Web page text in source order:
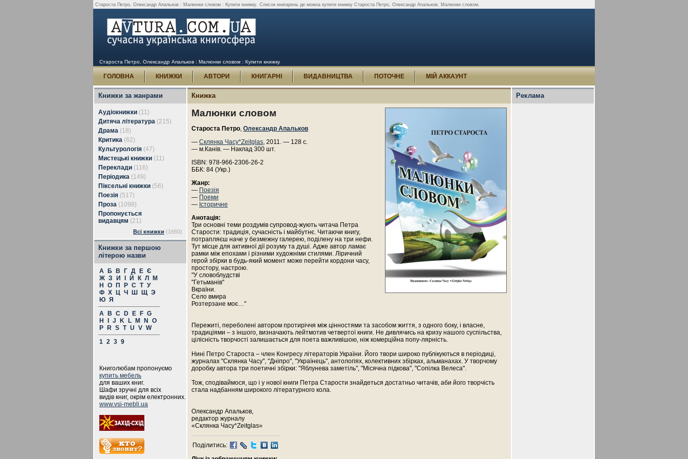
Староста Петро, Олександр Апальков : Малюнки словом : Купити книжку. Список книгарень де можна купити книжку Староста Петро, Олександр Апальков. Малюнки словом.
Староста Петро, Олександр Апальков : Малюнки словом : Купити книжку
ГОЛОВНА КНИЖКИ АВТОРИ КНИГАРНІ ВИДАВНИЦТВА ПОТОЧНЕ МІЙ АККАУНТ
Книжки за жанрами
Аудіокнижки (11)
Дитяча література (215)
Драма (18)
Критика (62)
Культурологія (47)
Мистецькі книжки (11)
Переклади (116)
Періодика (149)
Піксельні книжки (56)
Поезія (517)
Проза (1098)
Пропонується
видавцям (21)
Всі книжки (1660)
Книжки за першою
літерою назви
А Б В Г Д Е Є
Ж З И Й К Л
М
Н
О П Р С Т У
Ф Х Ц Ч Ш Щ Э
Ю Я
A
B C D E F G
H
J K L M N
O
P
R S T U V W
1 2 3 9
Книголюбам пропонуємо
купить мебель
для ваших книг.
Шафи зручні для всіх
видів книг, окрім електронних.
www.vsi-mebli.ua
Книжка
Малюнки словом
Староста Петро, Олександр Апальков
— Склянка Часу*Zeitglas, 2011. — 128 с.
— м.Канів. — Наклад 300 шт.
ISBN: 978-966-2306-26-2
ББК: 84 (Укр.)
Жанр:
— Поезія
— Поеми
— Історичне
Анотація:
Три основні теми роздумів супровод-жують читача Петра
Старости: традиція, сучасність і майбутнє. Читаючи книгу,
потрапляєш наче у безмежну галерею, поділену на три нефи.
Тут місце для активної дії розуму та душі. Адже автор ламає
рамки між епохами і різними художніми стилями. Ліричний
герой збірки в будь-який момент може перейти кордони часу,
простору, настрою.
"У словоблудстві
"Гетьманів"
Вкраїни.
Село вмира
Розтерзане моє…"
Пережиті, переболені автором протиріччя між цінностями та засобом життя, з одного боку, і власне,
традиціями – з іншого, визначають лейтмотив четвертої книги. Не дивлячись на кризу нашого суспільства,
цілісність творчості залишається для поета важливішою, ніж комерційна попу-лярність.
Нині Петро Староста – член Конгресу літераторів України. Його твори широко публікуються в періодиці,
журналах "Склянка Часу", "Дніпро", "Українець", антологіях, колективних збірках, альманахах. У творчому
доробку автора три поетичні збірки: "Яблунева заметіль", "Місячна підкова", "Сопілка Велеса".
Тож, сподіваймося, що і у нової книги Петра Старости знайдеться достатньо читачів, аби його творчість
стала надбанням широкого літературного кола.
Олександр Апальков,
редактор журналу
«Склянка Часу*Zeitglas»
Поділитись:
Реклама